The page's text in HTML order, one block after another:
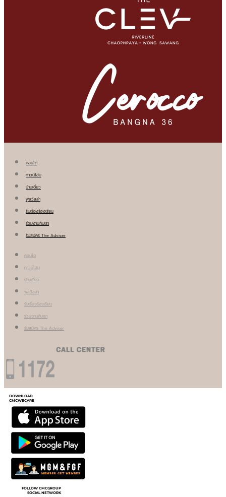
คอนโด
ทาวน์โฮม
บ้านเดี่ยว
พูลวิลล่า
รับเรื่องร้องเรียน
ร่วมงานกับเรา
รับสมัคร The Adviser
คอนโด
ทาวน์โฮม
บ้านเดี่ยว
พูลวิลล่า
รับเรื่องร้องเรียน
ร่วมงานกับเรา
รับสมัคร The Adviser
DOWNLOAD
CMCWECARE
FOLLOW CMCGROUP
SOCIAL NETWORK